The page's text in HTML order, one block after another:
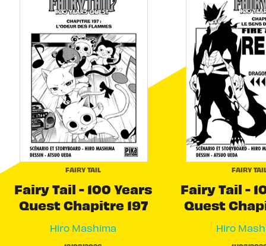
FAIRY TAIL
Fairy Tail - 100 Years
Quest Chapitre 197
Hiro Mashima
FAIRY
Fairy Tail -
Quest
Hiro